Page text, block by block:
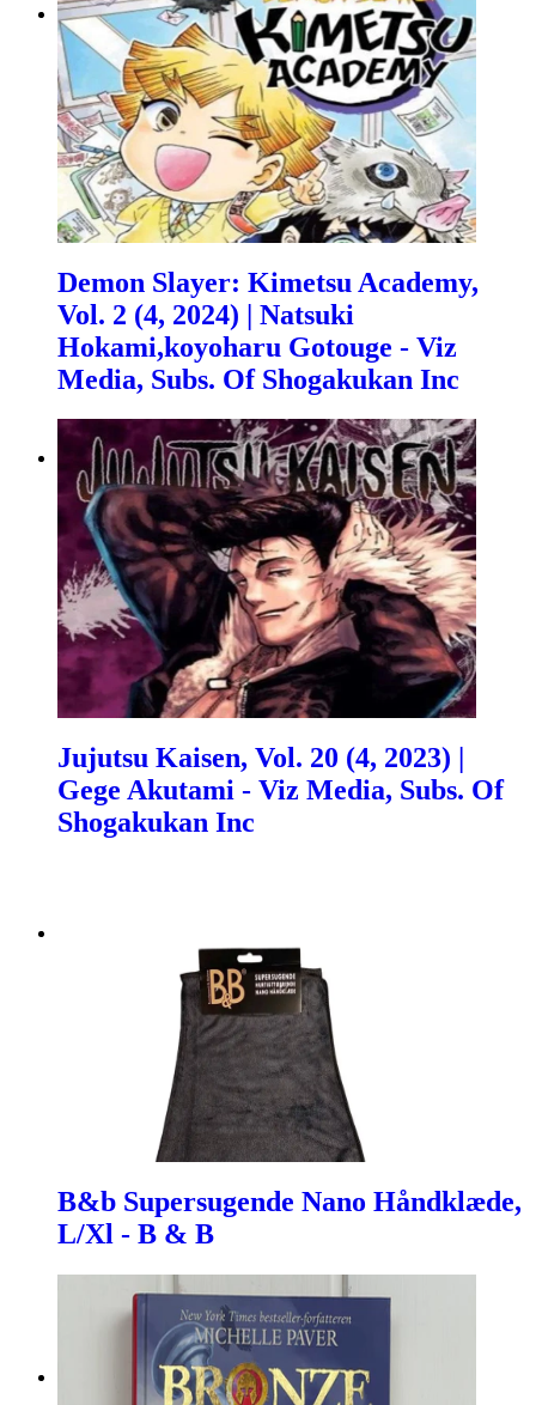
Demon Slayer: Kimetsu Academy,
Vol. 2 (4, 2024) | Natsuki
Hokami,koyoharu Gotouge - Viz
Media, Subs. Of Shogakukan Inc
Jujutsu Kaisen, Vol. 20 (4, 2023) |
Gege Akutami - Viz Media, Subs. Of
Shogakukan Inc
B&b Supersugende Nano Håndklæde,
L/Xl - B & B